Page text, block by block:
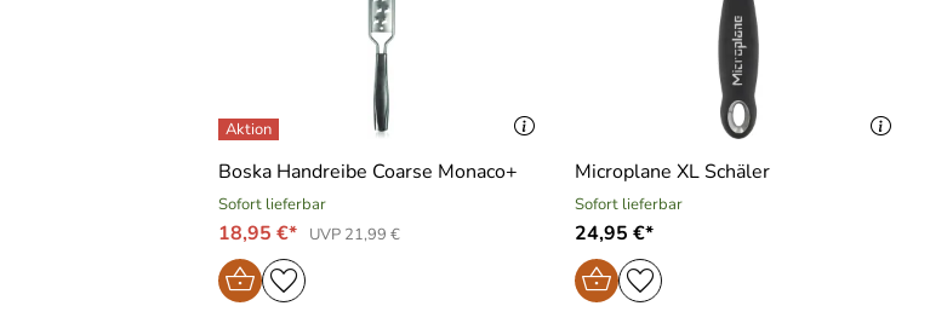
Boska Handreibe Coarse Monaco+
Sofort lieferbar
18,95 €* UVP 21,99 €
Microplane XL Schäler
Sofort lieferbar
24,95 €*